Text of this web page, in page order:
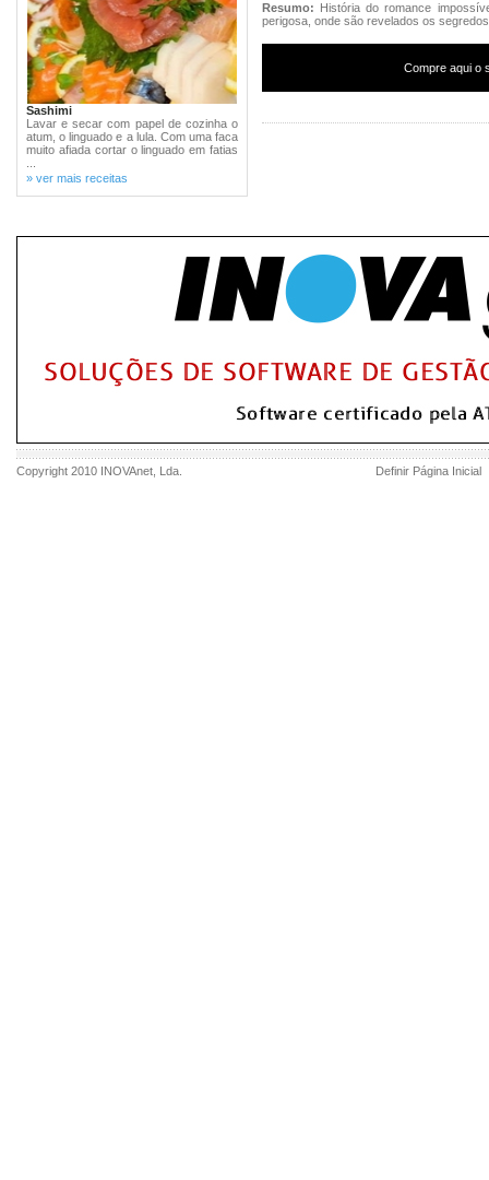
Sashimi
Lavar e secar com papel de cozinha o
atum, o linguado e a lula. Com uma faca
muito afiada cortar o linguado em fatias
» ver mais receitas
Resumo: História do romance
perigosa, onde são revelados os
Compre aqui o
Copyright 2010 INOVAnet , Lda. Definir Página Inicial